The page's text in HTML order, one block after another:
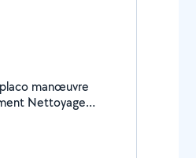
manœuvre
Nettoyage